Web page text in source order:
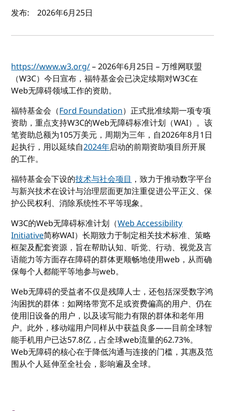
作者及发布日期
发布: 2026年6月25日
https://www.w3.org/– 2026年6月25日 – 万维网联盟
（W3C）今日宣布，福特基金会已决定续期对W3C在
Web无障碍领域工作的资助。
福特基金会（Ford Foundation）正式批准续期一项专项
资助，重点支持W3C的Web无障碍标准计划（WAI）。该
笔资助总额为105万美元，周期为三年，自2026年8月1日
起执行，用以延续自2024年启动的前期资助项目所开展
的工作。
福特基金会下设的技术与社会项目，致力于推动数字平台
与新兴技术在设计与治理层面更加注重促进公平正义、保
护公民权利、消除系统性不平等现象。
W3C的Web无障碍标准计划（Web Accessibility
Initiative简称WAI）长期致力于制定相关技术标准、策略
框架及配套资源，旨在帮助认知、听觉、行动、视觉及言
语能力等方面存在障碍的群体更顺畅地使用web，从而确
保每个人都能平等地参与web。
Web无障碍的受益者不仅是残障人士，还包括深受数字鸿
沟困扰的群体：如网络带宽不足或资费偏高的用户、仍在
使用旧设备的用户，以及读写能力有限的群体和老年用
户。此外，移动端用户同样从中获益良多——目前全球智
能手机用户已达57.8亿，占全球web流量的62.73%。
Web无障碍的核心在于降低沟通与连接的门槛，其惠及范
围从个人延伸至全社会，影响遍及全球。